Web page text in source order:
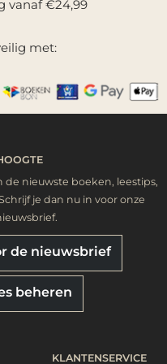
vanaf €24,99
met:
de nieuwste boeken, leestips,
je dan nu in voor onze
de nieuwsbrief
beheren
KLANTENSERVICE